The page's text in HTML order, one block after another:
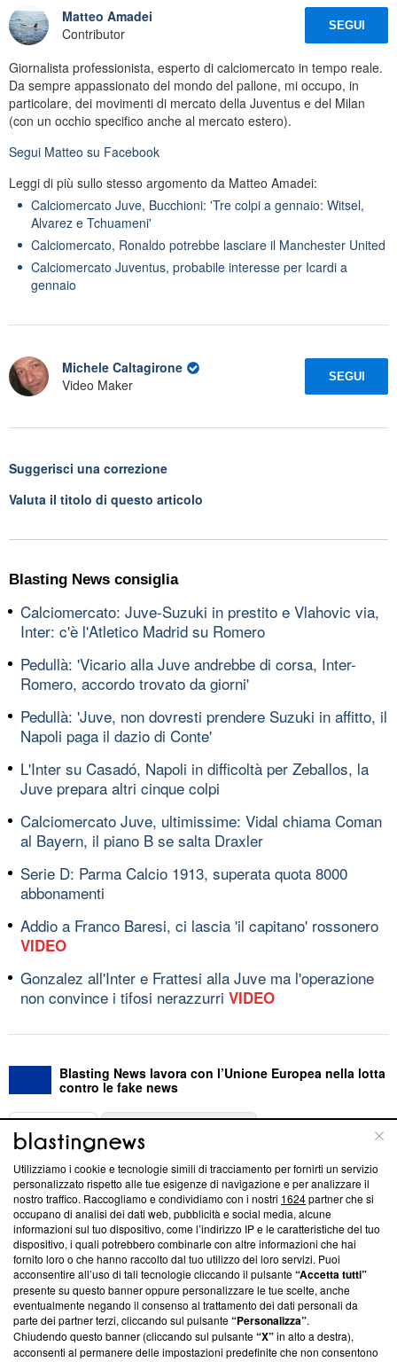
Matteo Amadei
Contributor
SEGUI
Giornalista professionista, esperto di calciomercato in tempo reale.
Da sempre appassionato del mondo del pallone, mi occupo, in
particolare, dei movimenti di mercato della Juventus e del Milan
(con un occhio specifico anche al mercato estero).
Segui Matteo su Facebook
Leggi di più sullo stesso argomento da Matteo Amadei:
Calciomercato Juve, Bucchioni: 'Tre colpi a gennaio: Witsel,
Alvarez e Tchuameni'
Calciomercato, Ronaldo potrebbe lasciare il Manchester United
Calciomercato Juventus, probabile interesse per Icardi a
gennaio
Michele Caltagirone
Video Maker
SEGUI
Suggerisci una correzione
Valuta il titolo di questo articolo
Blasting News consiglia
Calciomercato: Juve-Suzuki in prestito e Vlahovic via,
Inter: c'è l'Atletico Madrid su Romero
Pedullà: 'Vicario alla Juve andrebbe di corsa, Inter-
Romero, accordo trovato da giorni'
Pedullà: 'Juve, non dovresti prendere Suzuki in affitto, il
Napoli paga il dazio di Conte'
L'Inter su Casadó, Napoli in difficoltà per Zeballos, la
Juve prepara altri cinque colpi
Calciomercato Juve, ultimissime: Vidal chiama Coman
al Bayern, il piano B se salta Draxler
Serie D: Parma Calcio 1913, superata quota 8000
abbonamenti
Addio a Franco Baresi, ci lascia 'il capitano' rossonero
VIDEO
Gonzalez all'Inter e Frattesi alla Juve ma l'operazione
non convince i tifosi nerazzurri VIDEO
Blasting News lavora con l’Unione Europea nella lotta
contro le fake news
ABOUT
Questa sezione offre informazioni trasparenti su Blasting
News, sui nostri processi editoriali e su come ci impegniamo a
creare news di qualità. Inoltre, afferma la nostra aderenza a
‘Trust Project - News with Integrity’Blasting News non è
ancora membro del programma, ma ha richiesto di farne
parte; Trust Project non ha ancora effettuato una verifica di
conformità agli standard.
Su di noi
Team editoriale
Utilizziamo i cookie e tecnologie simili di tracciamento per fornirti un servizio
personalizzato rispetto alle tue esigenze di navigazione e per analizzare il
nostro traffico. Raccogliamo e condividiamo con i nostri 1624partner che si
occupano di analisi dei dati web, pubblicità e social media, alcune
informazioni sul tuo dispositivo, come l’indirizzo IP e le caratteristiche del tuo
dispositivo, i quali potrebbero combinarle con altre informazioni che hai
fornito loro o che hanno raccolto dal tuo utilizzo dei loro servizi. Puoi
acconsentire all’uso di tali tecnologie cliccando il pulsante“Accetta tutti”
presente su questo banner oppure personalizzare le tue scelte, anche
eventualmente negando il consenso al trattamento dei dati personali da
parte dei partner terzi, cliccando sul pulsante“Personalizza”.
Chiudendo questo banner (cliccando sul pulsante“X”in alto a destra),
acconsenti al permanere delle impostazioni predefinite che non consentono